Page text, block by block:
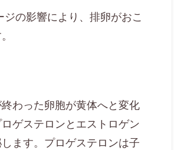
ジの影響により、排卵がおこ
わった卵胞が黄体へと変化
ロゲステロンとエストロゲン
ます。プロゲステロンは子